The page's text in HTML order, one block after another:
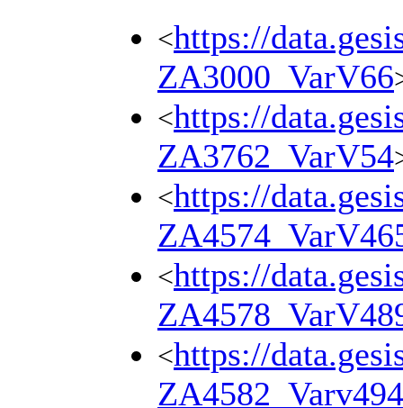
<https://
ZA3000_VarV66
<https://
ZA3762_VarV54
<https://
<https://
<https://
ZA4582_Varv494